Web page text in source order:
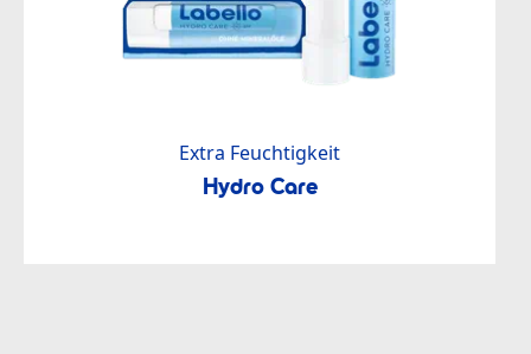
Extra Feuchtigkeit
Hydro Care